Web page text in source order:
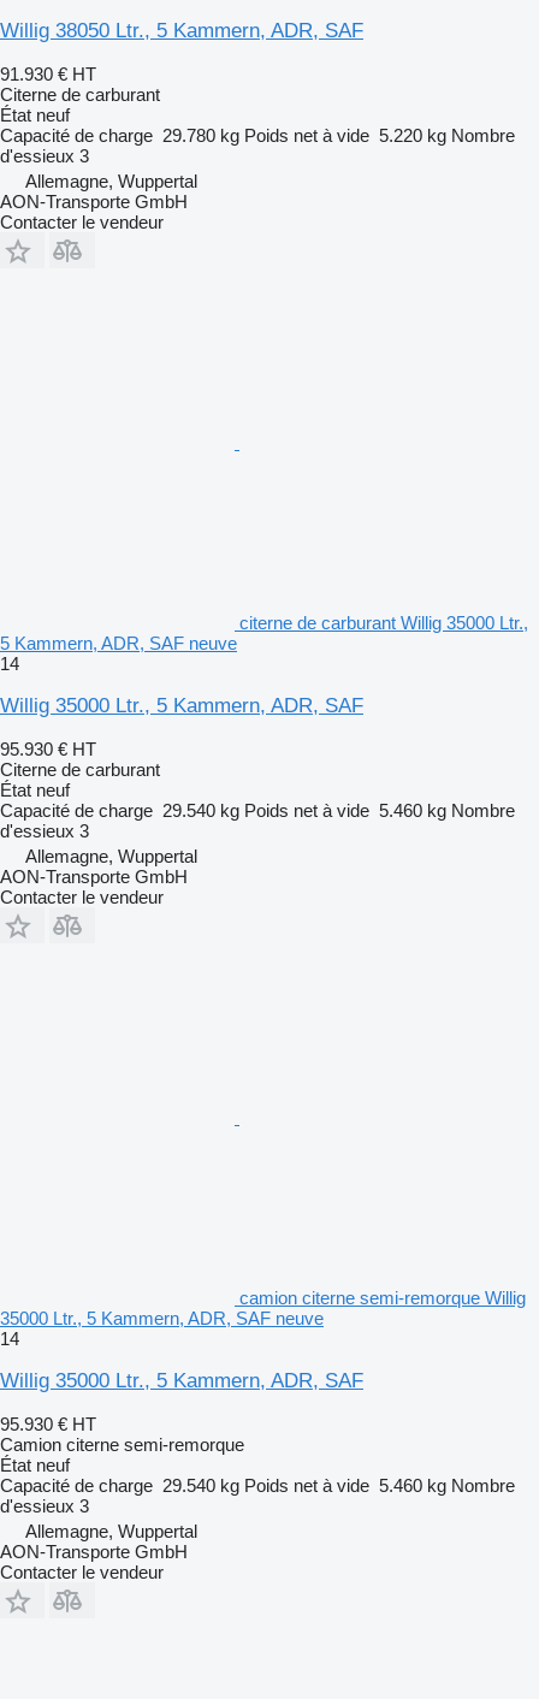
Willig 38050 Ltr., 5 Kammern, ADR, SAF
91.930 € HT
Citerne de carburant
État neuf
Capacité de charge 29.780 kg Poids net à vide 5.220 kg Nombre
d'essieux 3
Allemagne, Wuppertal
AON-Transporte GmbH
Contacter le vendeur
citerne de carburant Willig 35000 Ltr.,
5 Kammern, ADR, SAF neuve
14
Willig 35000 Ltr., 5 Kammern, ADR, SAF
95.930 € HT
Citerne de carburant
État neuf
Capacité de charge 29.540 kg Poids net à vide 5.460 kg Nombre
d'essieux 3
Allemagne, Wuppertal
AON-Transporte GmbH
Contacter le vendeur
camion citerne semi-remorque Willig
35000 Ltr., 5 Kammern, ADR, SAF neuve
14
Willig 35000 Ltr., 5 Kammern, ADR, SAF
95.930 € HT
Camion citerne semi-remorque
État neuf
Capacité de charge 29.540 kg Poids net à vide 5.460 kg Nombre
d'essieux 3
Allemagne, Wuppertal
AON-Transporte GmbH
Contacter le vendeur